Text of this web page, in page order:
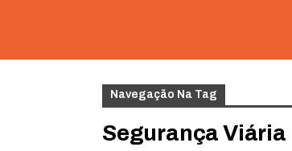
Navegação Na Tag
Segurança Viária